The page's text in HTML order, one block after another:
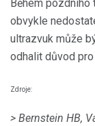
Během pozdního
obvykle
ultrazvuk může
odhalit důvod
Zdroje:
> Bernstein HB,